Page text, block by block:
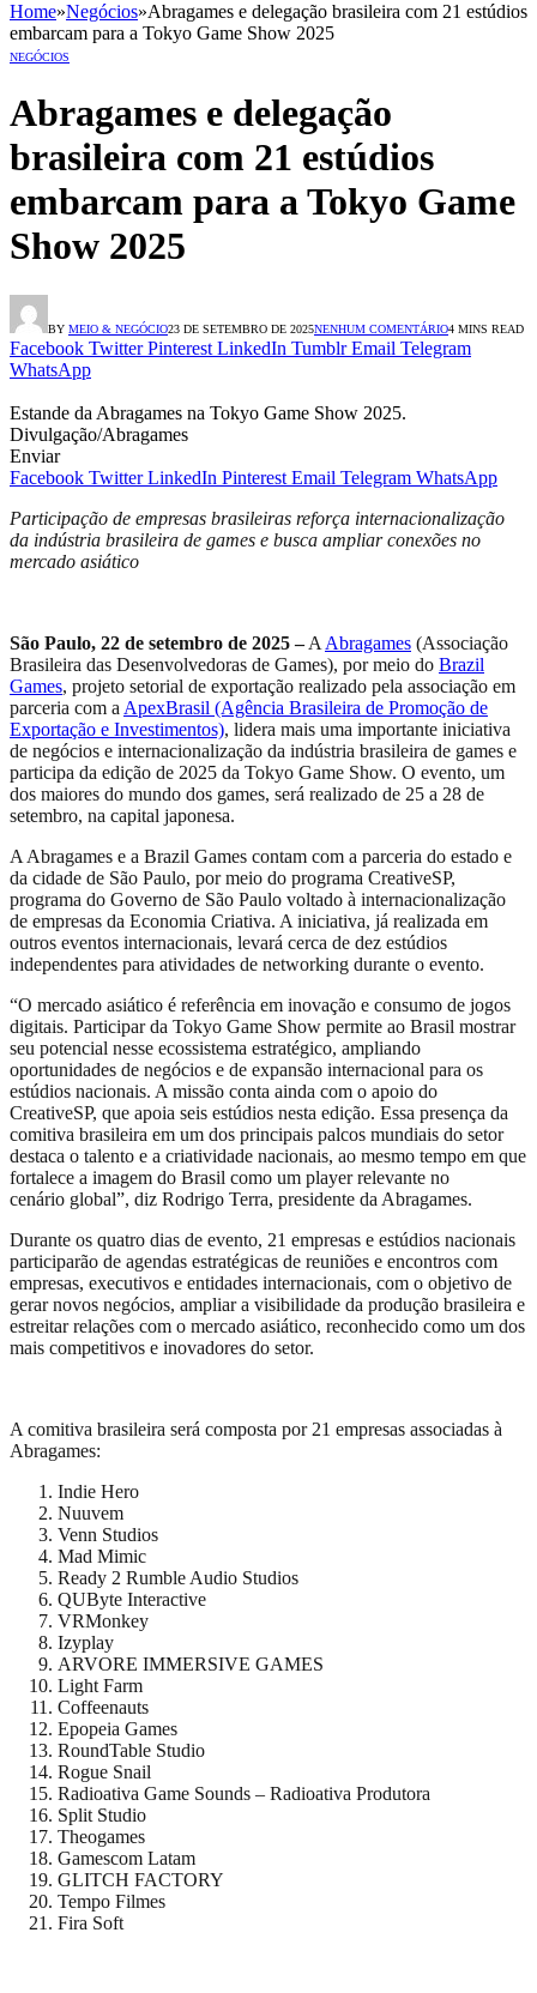
Home»Negócios»Abragames e delegação brasileira com 21 estúdios
embarcam para a Tokyo Game Show 2025
NEGÓCIOS
Abragames e delegação
brasileira com 21 estúdios
embarcam para a Tokyo Game
Show 2025
BY MEIO & NEGÓCIO23 DE SETEMBRO DE 2025NENHUM COMENTÁRIO4 MINS READ
Facebook Twitter Pinterest LinkedIn Tumblr Email Telegram
WhatsApp
Estande da Abragames na Tokyo Game Show 2025.
Divulgação/Abragames
Enviar
Facebook Twitter LinkedIn Pinterest Email Telegram WhatsApp
Participação de empresas brasileiras reforça internacionalização
da indústria brasileira de games e busca ampliar conexões no
mercado asiático
São Paulo, 22 de setembro de 2025 –A Abragames (Associação
Brasileira das Desenvolvedoras de Games), por meio do Brazil
Games, projeto setorial de exportação realizado pela associação em
parceria com a ApexBrasil (Agência Brasileira de Promoção de
Exportação e Investimentos), lidera mais uma importante iniciativa
de negócios e internacionalização da indústria brasileira de games e
participa da edição de 2025 da Tokyo Game Show. O evento, um
dos maiores do mundo dos games, será realizado de 25 a 28 de
setembro, na capital japonesa.
A Abragames e a Brazil Games contam com a parceria do estado e
da cidade de São Paulo, por meio do programa CreativeSP,
programa do Governo de São Paulo voltado à internacionalização
de empresas da Economia Criativa. A iniciativa, já realizada em
outros eventos internacionais, levará cerca de dez estúdios
independentes para atividades de networking durante o evento.
“O mercado asiático é referência em inovação e consumo de jogos
digitais. Participar da Tokyo Game Show permite ao Brasil mostrar
seu potencial nesse ecossistema estratégico, ampliando
oportunidades de negócios e de expansão internacional para os
estúdios nacionais. A missão conta ainda com o apoio do
CreativeSP, que apoia seis estúdios nesta edição. Essa presença da
comitiva brasileira em um dos principais palcos mundiais do setor
destaca o talento e a criatividade nacionais, ao mesmo tempo em que
fortalece a imagem do Brasil como um player relevante no
cenário global”, diz Rodrigo Terra, presidente da Abragames.
Durante os quatro dias de evento, 21 empresas e estúdios nacionais
participarão de agendas estratégicas de reuniões e encontros com
empresas, executivos e entidades internacionais, com o objetivo de
gerar novos negócios, ampliar a visibilidade da produção brasileira e
estreitar relações com o mercado asiático, reconhecido como um dos
mais competitivos e inovadores do setor.
A comitiva brasileira será composta por 21 empresas associadas à
Abragames:
Indie Hero
Nuuvem
Venn Studios
Mad Mimic
Ready 2 Rumble Audio Studios
QUByte Interactive
VRMonkey
Izyplay
ARVORE IMMERSIVE GAMES
Light Farm
Coffeenauts
Epopeia Games
RoundTable Studio
Rogue Snail
Radioativa Game Sounds – Radioativa Produtora
Split Studio
Theogames
Gamescom Latam
GLITCH FACTORY
Tempo Filmes
Fira Soft